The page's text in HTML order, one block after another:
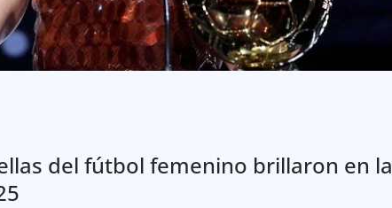
del fútbol femenino brillaron en la